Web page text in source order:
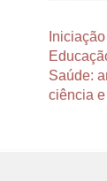
Saúde:
ciência